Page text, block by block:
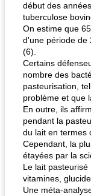
début des
tuberculose
On estime que
d'une période de
(6).
Certains
nombre des
pasteurisation,
problème et que
En outre, ils
pendant la
du lait en termes
Cependant, la
étayées par la
Le lait
vitamines,
Une méta-